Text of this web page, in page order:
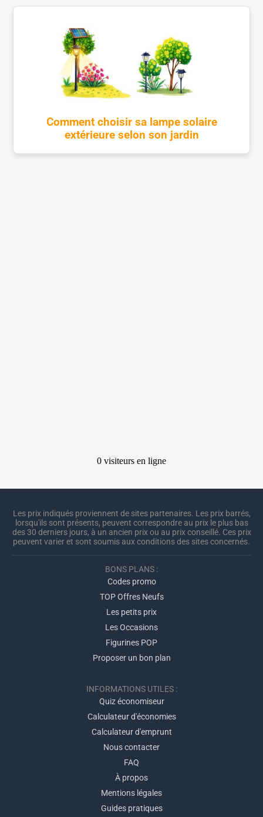
Comment choisir sa lampe solaire
extérieure selon son jardin
Les prix indiqués proviennent de sites partenaires. Les prix barrés,
lorsqu'ils sont présents, peuvent correspondre au prix le plus bas
des 30 derniers jours, à un ancien prix ou au prix conseillé. Ces prix
peuvent varier et sont soumis aux conditions des sites concernés.
BONS PLANS :
Codes promo
TOP Offres Neufs
Les petits prix
Les Occasions
Figurines POP
Proposer un bon plan
INFORMATIONS UTILES :
Quiz économiseur
Calculateur d'économies
Calculateur d'emprunt
Nous contacter
FAQ
À propos
Mentions légales
Guides pratiques